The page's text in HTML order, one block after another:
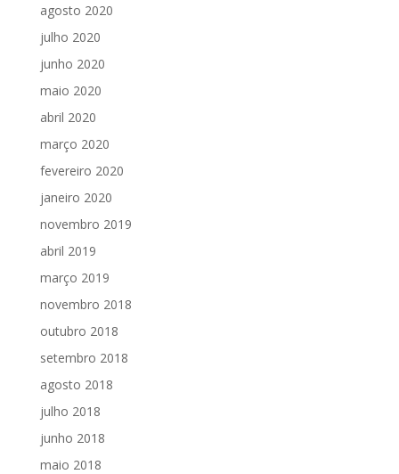
agosto 2020
julho 2020
junho 2020
maio 2020
abril 2020
março 2020
fevereiro 2020
janeiro 2020
novembro 2019
abril 2019
março 2019
novembro 2018
outubro 2018
setembro 2018
agosto 2018
julho 2018
junho 2018
maio 2018